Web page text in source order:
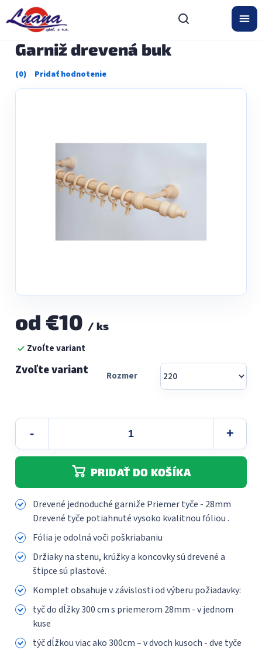
obsah
Garniž drevená buk
Priemerné
hodnotenie
hviezdičiek.
od €10 / ks
Jednotková
cena:Zvoľte variant
Rozmer
PRIDAŤ DO KOŠÍKA
Drevené jednoduché garniže Priemer tyče - 28mm
Drevené tyče potiahnuté vysoko kvalitnou fóliou .
Fólia je odolná voči poškriabaniu
Držiaky na stenu, krúžky a koncovky sú drevené a
štipce sú plastové.
Komplet obsahuje v závislosti od výberu požiadavky:
tyč do dĺžky 300 сm s priemerom 28mm - v jednom
kuse
týč dĺžkou viac ako 300cm – v dvoch kusoch - dve tyče